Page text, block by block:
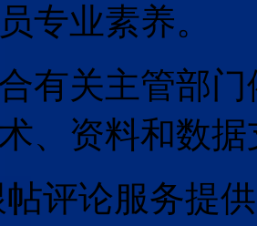
专业素养。
合有关主管部
、资料和数
评论服务提